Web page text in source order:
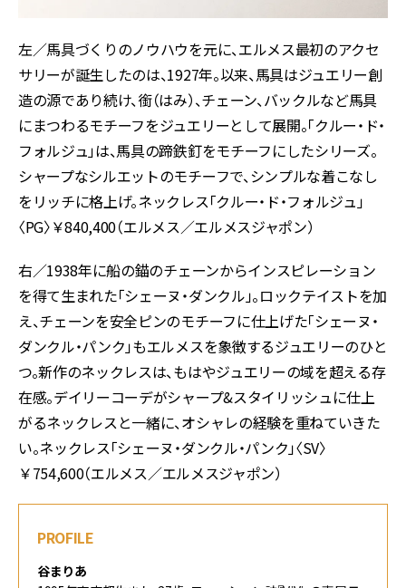
左／馬具づくりのノウハウを元に、エルメス最初のアクセ
サリーが誕生したのは、1927年。以来、馬具はジュエリー創
造の源であり続け、銜（はみ）、チェーン、バックルなど馬具
にまつわるモチーフをジュエリーとして展開。「クルー・ド・
フォルジュ」は、馬具の蹄鉄釘をモチーフにしたシリーズ。
シャープなシルエットのモチーフで、シンプルな着こなし
をリッチに格上げ。ネックレス「クルー・ド・フォルジュ」
〈PG〉￥840,400（エルメス／エルメスジャポン）
右／1938年に船の錨のチェーンからインスピレーション
を得て生まれた「シェーヌ・ダンクル」。ロックテイストを加
え、チェーンを安全ピンのモチーフに仕上げた「シェーヌ・
ダンクル・パンク」もエルメスを象徴するジュエリーのひと
つ。新作のネックレスは、もはやジュエリーの域を超える存
在感。デイリーコーデがシャープ&スタイリッシュに仕上
がるネックレスと一緒に、オシャレの経験を重ねていきた
い。ネックレス「シェーヌ・ダンクル・パンク」〈SV〉
￥754,600（エルメス／エルメスジャポン）
PROFILE
谷まりあ